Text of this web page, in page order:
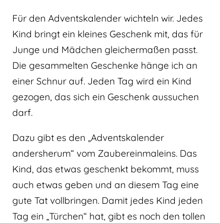
Für den Adventskalender wichteln wir. Jedes
Kind bringt ein kleines Geschenk mit, das für
Junge und Mädchen gleichermaßen passt.
Die gesammelten Geschenke hänge ich an
einer Schnur auf. Jeden Tag wird ein Kind
gezogen, das sich ein Geschenk aussuchen
darf.
Dazu gibt es den „Adventskalender
andersherum“ vom Zaubereinmaleins. Das
Kind, das etwas geschenkt bekommt, muss
auch etwas geben und an diesem Tag eine
gute Tat vollbringen. Damit jedes Kind jeden
Tag ein „Türchen“ hat, gibt es noch den tollen